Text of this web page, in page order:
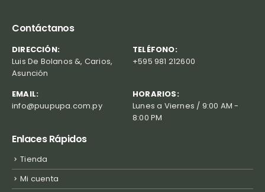
Contáctanos
DIRECCIÓN:
Luis De Bolanos &, Carios,
Asunción
TELÉFONO:
+595 981 212600
EMAIL:
info@puupupa.com.py
HORARIOS:
Lunes a Viernes / 9:00 AM -
8:00 PM
Enlaces Rápidos
Tienda
Mi cuenta